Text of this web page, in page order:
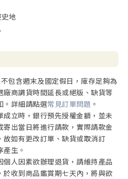
Judgement Seat in City Gate
Stele／Moabite Stone
Stele
碑 The Kurkh Stele of Shalmane
of Shalmaneser III
Black Obelisk of Shalmaneser I
地
包含週末及國定假日，庫存足夠為
廠商調貨時間延長或絕版、缺貨等
。詳細請點選常見訂單問題 。
成立時，銀行預先授權金額，並未
寄出當日將進行請款，實際請款金
故如有更改訂單、缺貨或取消訂
生。
個人因素欲辦理退貨，請維持產品
於收到商品鑑賞期七天內，將與欲